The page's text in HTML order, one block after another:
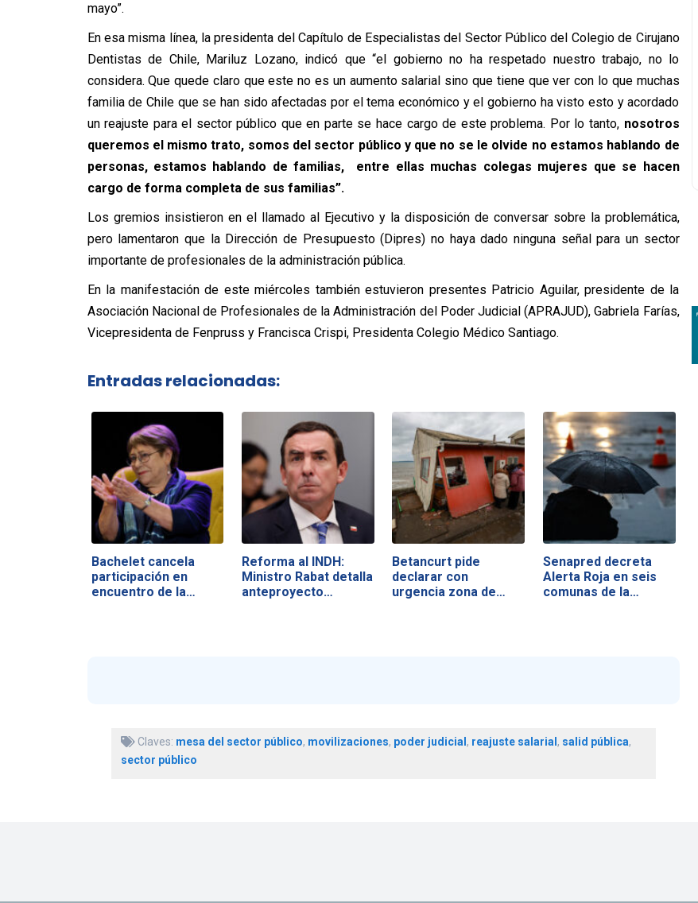
mayo”.
En esa misma línea, la presidenta del Capítulo de Especialistas del Sector Público del Colegio de Cirujano
Dentistas de Chile, Mariluz Lozano, indicó que “el gobierno no ha respetado nuestro trabajo, no lo
considera. Que quede claro que este no es un aumento salarial sino que tiene que ver con lo que muchas
familia de Chile que se han sido afectadas por el tema económico y el gobierno ha visto esto y acordado
un reajuste para el sector público que en parte se hace cargo de este problema. Por lo tanto, nosotros
queremos el mismo trato, somos del sector público y que no se le olvide no estamos hablando de
personas, estamos hablando de familias, entre ellas muchas colegas mujeres que se hacen
cargo de forma completa de sus familias”.
Los gremios insistieron en el llamado al Ejecutivo y la disposición de conversar sobre la problemática,
pero lamentaron que la Dirección de Presupuesto (Dipres) no haya dado ninguna señal para un sector
importante de profesionales de la administración pública.
En la manifestación de este miércoles también estuvieron presentes Patricio Aguilar, presidente de la
Asociación Nacional de Profesionales de la Administración del Poder Judicial (APRAJUD), Gabriela Farías,
Vicepresidenta de Fenpruss y Francisca Crispi, Presidenta Colegio Médico Santiago.
Entradas relacionadas:
Bachelet cancela
participación en
encuentro de la…
Reforma al INDH:
Ministro Rabat detalla
anteproyecto…
Betancurt pide
declarar con
urgencia zona de…
Senapred decreta
Alerta Roja en seis
comunas de la…
Claves: mesa del sector público, movilizaciones, poder judicial , reajuste salarial , salid pública,
sector público